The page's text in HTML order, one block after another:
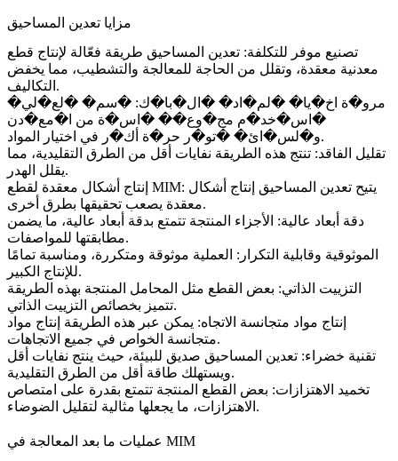
مزايا تعدين المساحيق
تصنيع موفر للتكلفة: تعدين المساحيق طريقة فعّالة لإنتاج قطع
معدنية معقدة، وتقلل من الحاجة للمعالجة والتشطيب، مما يخفض
التكاليف.
مرو�ة اخ�يا� �لم�اد� �ال�با�ك: �سم� �لع�لي�
�اس�خد�م مج�وع�� �اس�ة من ا�مع�دن
و�لس�ائ� �تو�ر حر�ة أك�ر في اختيار المواد.
تقليل الفاقد: تنتج هذه الطريقة نفايات أقل من الطرق التقليدية، مما
يقلل الهدر.
إنتاج أشكال معقدة لقطع MIM: يتيح تعدين المساحيق إنتاج أشكال
معقدة يصعب تحقيقها بطرق أخرى.
دقة أبعاد عالية: الأجزاء المنتجة تتمتع بدقة أبعاد عالية، ما يضمن
مطابقتها للمواصفات.
الموثوقية وقابلية التكرار: العملية موثوقة ومتكررة، ومناسبة تمامًا
للإنتاج الكبير.
التزييت الذاتي: بعض القطع مثل المحامل المنتجة بهذه الطريقة
تتميز بخصائص التزييت الذاتي.
إنتاج مواد متجانسة الاتجاه: يمكن عبر هذه الطريقة إنتاج مواد
متجانسة الخواص في جميع الاتجاهات.
تقنية خضراء: تعدين المساحيق صديق للبيئة، حيث ينتج نفايات أقل
ويستهلك طاقة أقل من الطرق التقليدية.
تخميد الاهتزازات: بعض القطع المنتجة تتمتع بقدرة على امتصاص
الاهتزازات، ما يجعلها مثالية لتقليل الضوضاء.
عمليات ما بعد المعالجة في MIM